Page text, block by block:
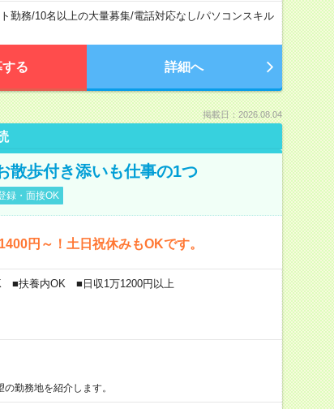
勤務/10名以上の大量募集/電話対応なし/パソコンスキル
る 詳細へ
掲載日：2026.08.04
散歩付き添いも仕事の1つ
録・面接OK
円～！土日祝休みもOKです。
■扶養内OK ■日収1万1200円以上
勤務地を紹介します。